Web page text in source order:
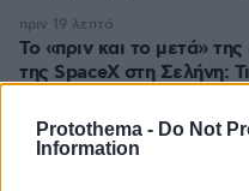
Protothema - Do Not
Information
Το «πριν και το μετά»
της SpaceX στη Σελήνη:
πριν 19 λεπτά
Μάχη με τις φλόγες εν
πριν 19 λεπτά